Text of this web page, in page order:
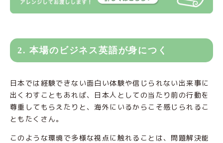
2. 本場のビジネス英語が身につく
日本では経験できない面白い体験や信じられない出来事に
出くわすこともあれば、日本人としての当たり前の行動を
尊重してもらえたりと、海外にいるからこそ感じられるこ
ともたくさん。
このような環境で多様な視点に触れることは、問題解決能